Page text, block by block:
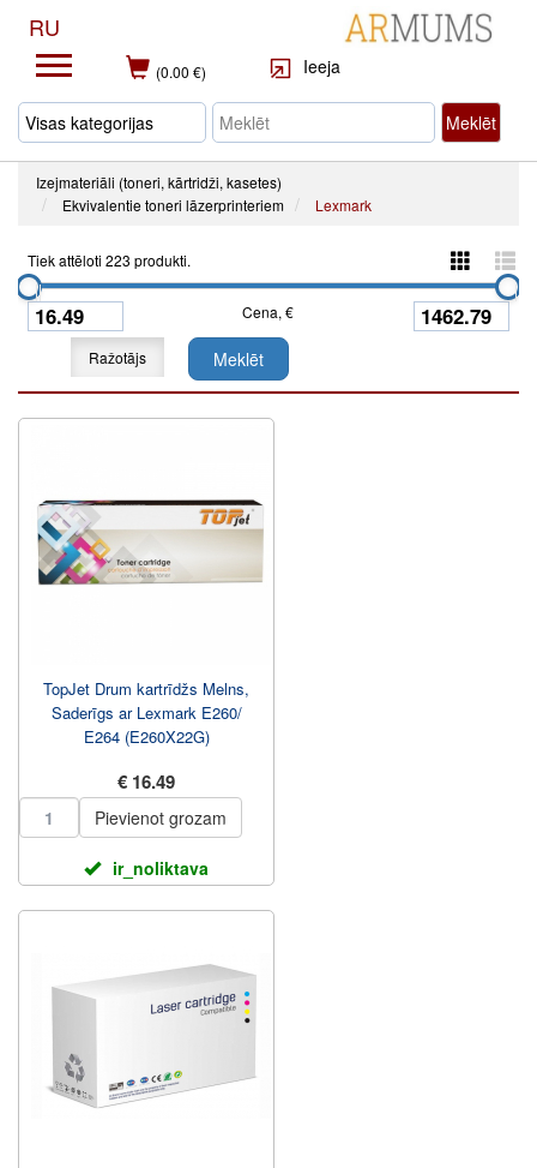
RU
(0.00 €) Ieeja
Meklēt
Izejmateriāli (toneri, kārtridži, kasetes)
Ekvivalentie toneri lāzerprinteriem
Lexmark
Tiek attēloti 223 produkti.
Cena, €
Ražotājs Meklēt
TopJet Drum kartrīdžs Melns,
Saderīgs ar Lexmark E260/
E264 (E260X22G)
€ 16.49
Pievienot grozam
ir_noliktava